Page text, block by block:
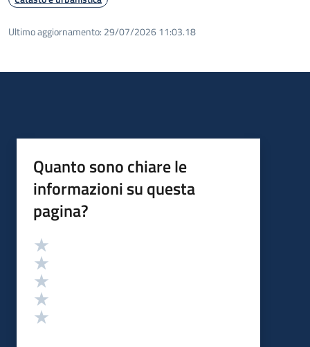
Ultimo aggiornamento: 29/07/2026 11:03.18
Quanto sono chiare le
informazioni su questa
pagina?
Valutazione